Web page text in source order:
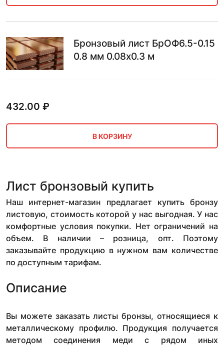
Бронзовый лист БрОФ6.5-0.15
0.8 мм 0.08х0.3 м
432.00 ₽
В КОРЗИНУ
Лист бронзовый купить
Наш интернет-магазин предлагает купить бронзу
листовую, стоимость которой у нас выгодная. У нас
комфортные условия покупки. Нет ограничений на
объем. В наличии – розница, опт. Поэтому
заказывайте продукцию в нужном вам количестве
по доступным тарифам.
Описание
Вы можете заказать листы бронзы, относящиеся к
металлическому профилю. Продукция получается
методом соединения меди с рядом иных